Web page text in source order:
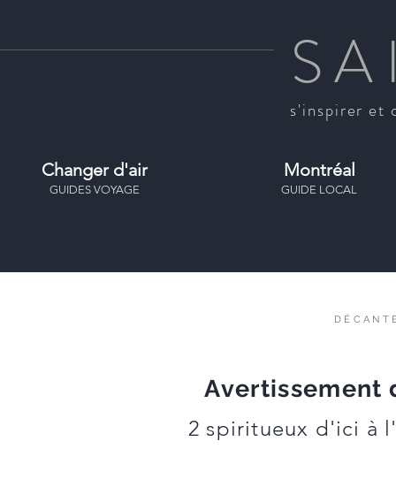
s'inspirer et
Changer d'air Montréal
GUIDE LOCAL
GUIDES VOYAGE
Avertissement
2 spiritueux d'ici à